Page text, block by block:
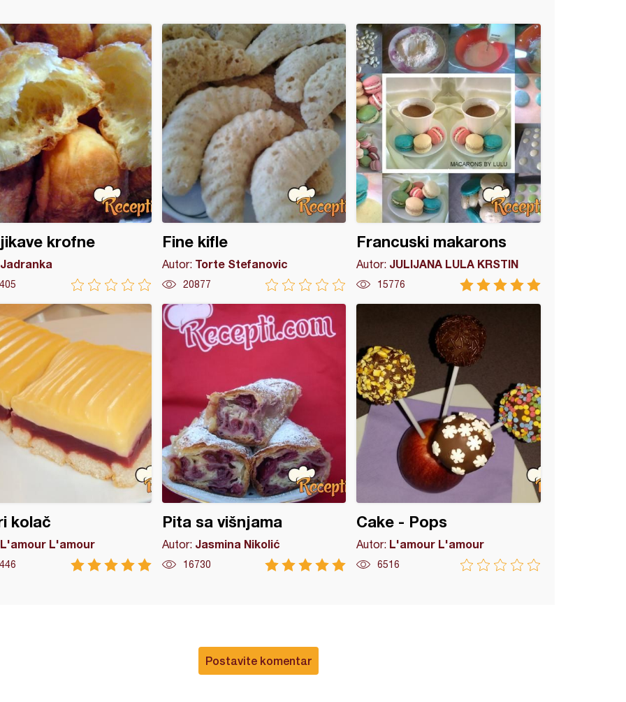
krofne
Jadranka
Fine kifle
Autor: Torte Stefanovic
20877
Francuski makarons
Autor: JULIJANA LULA KRSTIN
15776
kolač
L'amour L'amour
Pita sa višnjama
Autor: Jasmina Nikolić
16730
Cake - Pops
Autor: L'amour L'amour
6516
Postavite komentar